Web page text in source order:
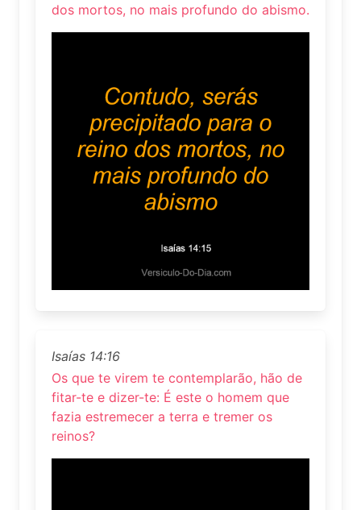
dos mortos, no mais profundo do abismo.
Isaías 14:16
Os que te virem te contemplarão, hão de
fitar-te e dizer-te: É este o homem que
fazia estremecer a terra e tremer os
reinos?